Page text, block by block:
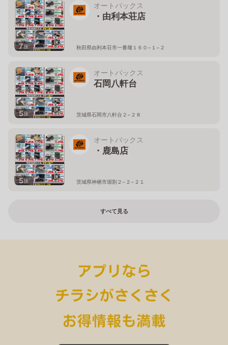
7枚
オートバックス
・由利本荘店
秋田県由利本荘市一番堰１６０−１−２
5枚
オートバックス
石岡八軒台
茨城県石岡市八軒台２−２８
5枚
オートバックス
・鹿島店
茨城県神栖市堀割２−２−２１
すべて見る